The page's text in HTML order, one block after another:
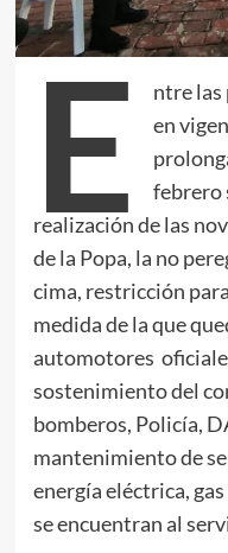
E
ntre
en
febrero
realización de las
de la Popa, la no
cima, restricción
medida de la que
automotores
sostenimiento del
bomberos, Policía,
mantenimiento de
energía eléctrica,
se encuentran al